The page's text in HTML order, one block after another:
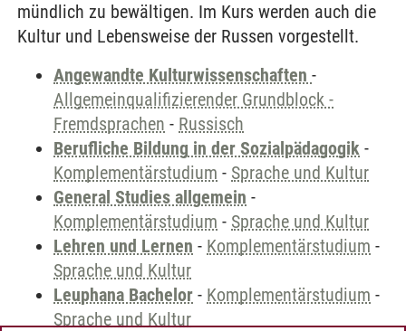
mündlich zu bewältigen. Im Kurs werden auch die
Kultur und Lebensweise der Russen vorgestellt.
Angewandte Kulturwissenschaften -
Allgemeinqualifizierender Grundblock -
Fremdsprachen - Russisch
Berufliche Bildung in der Sozialpädagogik -
Komplementärstudium - Sprache und Kultur
General Studies allgemein -
Komplementärstudium - Sprache und Kultur
Lehren und Lernen - Komplementärstudium -
Sprache und Kultur
Leuphana Bachelor - Komplementärstudium -
Sprache und Kultur